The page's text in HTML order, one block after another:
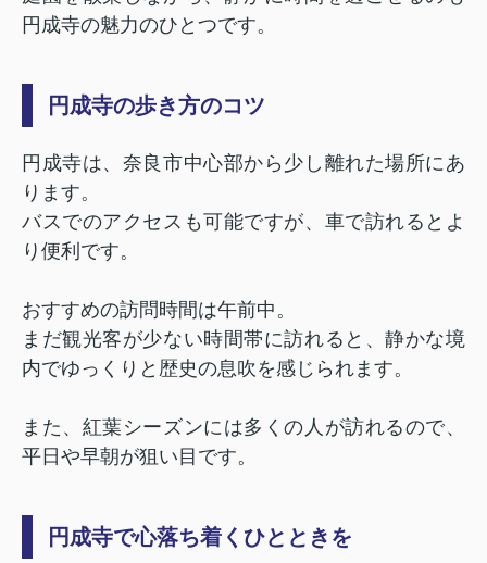
円成寺の魅力のひとつです。
円成寺の歩き方のコツ
円成寺は、奈良市中心部から少し離れた場所にあ
ります。
バスでのアクセスも可能ですが、車で訪れるとよ
り便利です。
おすすめの訪問時間は午前中。
まだ観光客が少ない時間帯に訪れると、静かな境
内でゆっくりと歴史の息吹を感じられます。
また、紅葉シーズンには多くの人が訪れるので、
平日や早朝が狙い目です。
円成寺で心落ち着くひとときを